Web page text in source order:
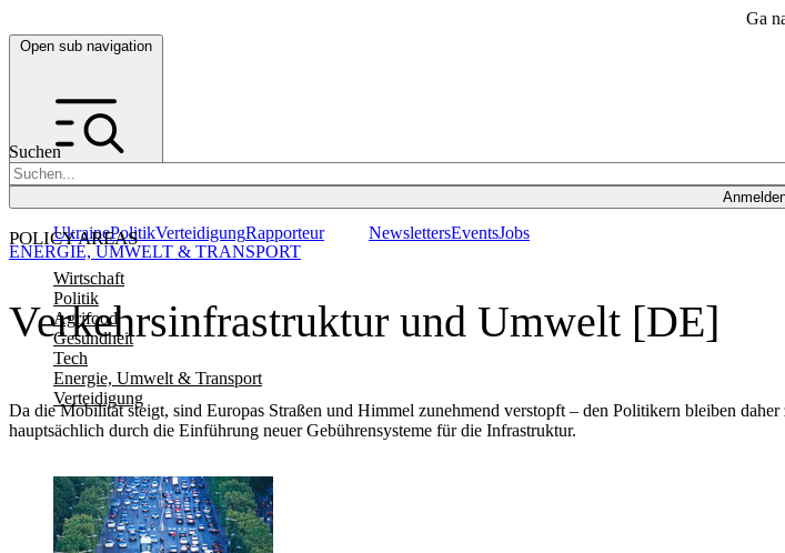
Ga
Open sub navigation
Suchen
POLICY AREAS
Wirtschaft
Politik
Agrifood
Gesundheit
Tech
Energie, Umwelt & Transport
Verteidigung
UkrainePolitikVerteidigungRapporteur NewslettersEventsJobs
Verkehrsinfrastruktur und Umwelt [DE]
Da die Mobilität steigt, sind Europas Straßen und Himmel zunehmend verstopft – den Politikern bleiben
hauptsächlich durch die Einführung neuer Gebührensysteme für die Infrastruktur.
ENERGIE, UMWELT & TRANSPORT